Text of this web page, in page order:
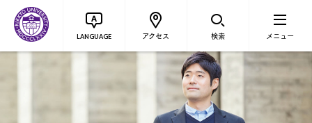
LANGUAGE アクセス 検索 メニュー